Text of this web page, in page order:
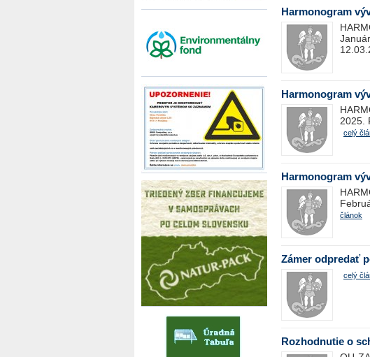
Harmonogram
Harmonogram
2025.
celý
Harmonogram
článok
Zámer odpredať
celý
Rozhodnutie o